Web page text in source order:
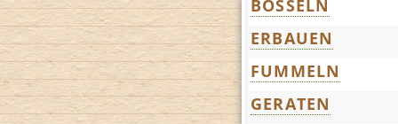
BOSSELN
ERBAUEN
FUMMELN
GERATEN